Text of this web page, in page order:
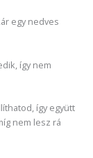
egy nedves
így nem
így együtt
nem lesz rá